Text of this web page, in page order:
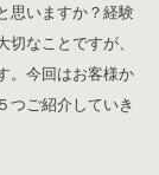
思いますか？経験
なことですが、
。今回はお客様か
つご紹介していき